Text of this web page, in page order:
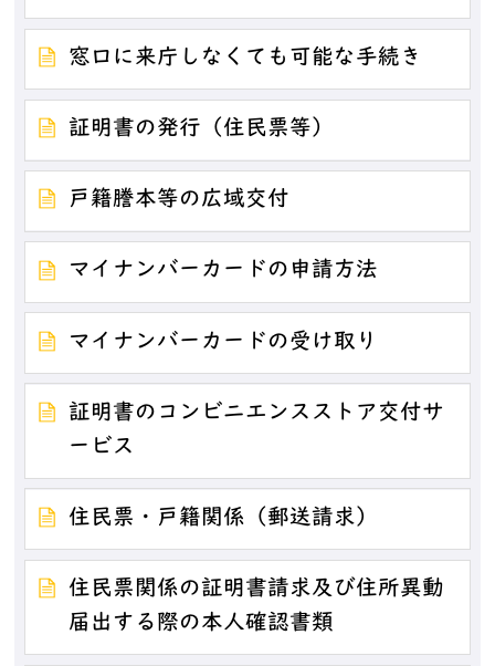
窓口に来庁しなくても可能な手続き
証明書の発行（住民票等）
戸籍謄本等の広域交付
マイナンバーカードの申請方法
マイナンバーカードの受け取り
証明書のコンビニエンスストア交付サ
ービス
住民票・戸籍関係（郵送請求）
住民票関係の証明書請求及び住所異動
届出する際の本人確認書類